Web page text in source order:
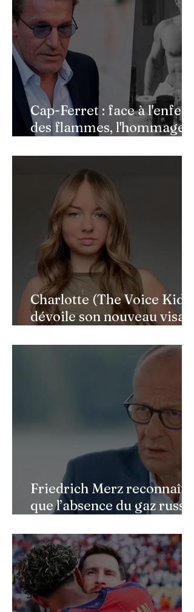
Cap-Ferret : face à l'enfer
des flammes, l'hommage
héros de l'ombre
Charlotte (The Voice Kids)
dévoile son nouveau visage
faciale : une renaissance
bouleversante pour ses 16
Friedrich Merz reconnaît
que l’absence du gaz russe
l’économie allemande